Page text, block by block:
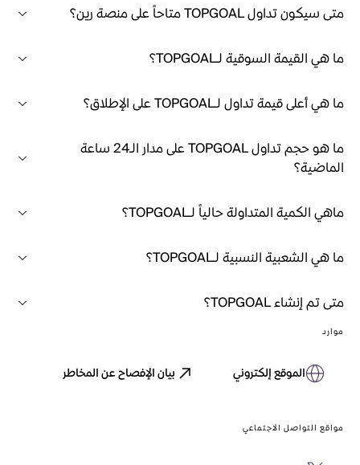
متى سيكون تداول TOPGOAL متاحاً على منصة رين؟
ما هي القيمة السوقية لـTOPGOAL؟
ما هي أعلى قيمة تداول لـTOPGOAL على الإطلاق؟
ما هو حجم تداول TOPGOAL على مدار الـ24 ساعة
الماضية؟
ماهي الكمية المتداولة حالياً لـTOPGOAL؟
ما هي الشعبية النسبية لـTOPGOAL؟
متى تم إنشاء TOPGOAL؟
موارد
الموقع إلكتروني بيان الإفصاح عن المخاطر
مواقع التواصل الاجتماعي